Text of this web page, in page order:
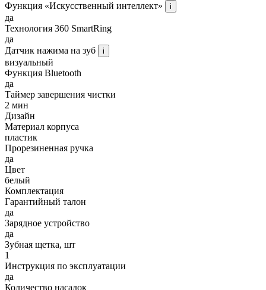
Функция «Искусственный интеллект»
i
да
Технология 360 SmartRing
да
Датчик нажима на зуб
i
визуальный
Функция Bluetooth
да
Таймер завершения чистки
2 мин
Дизайн
Материал корпуса
пластик
Прорезиненная ручка
да
Цвет
белый
Комплектация
Гарантийный талон
да
Зарядное устройство
да
Зубная щетка, шт
1
Инструкция по эксплуатации
да
Количество насадок